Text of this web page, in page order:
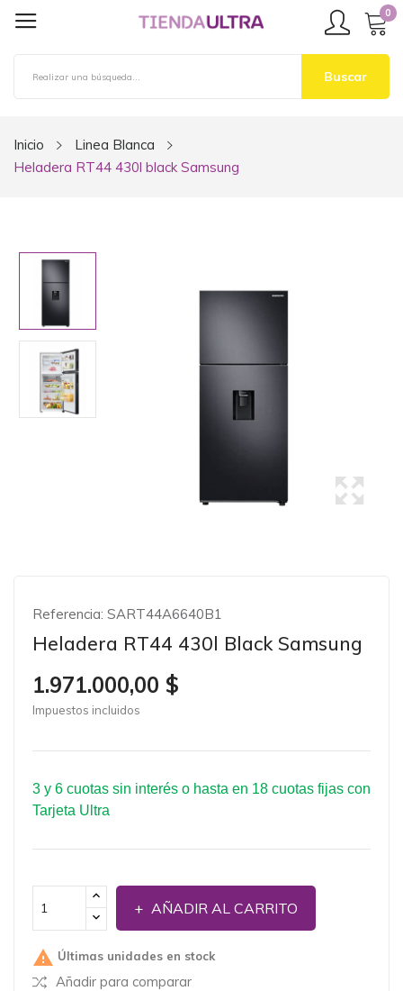
0
Buscar
Inicio
Linea Blanca
Heladera RT44 430l black Samsung
Referencia: SART44A6640B1
Heladera RT44 430l Black Samsung
1.971.000,00 $
Impuestos incluidos
3 y 6 cuotas sin interés o hasta en 18 cuotas fijas con
Tarjeta Ultra
AÑADIR AL CARRITO
 Últimas unidades en stock
Añadir para comparar